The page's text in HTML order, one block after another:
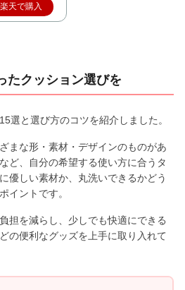
楽天で購入
たクッション選びを
選と選び方のコツを紹介しました。
まな形・素材・デザインのものがあ
ど、自分の希望する使い方に合うタ
優しい素材か、丸洗いできるかどう
イントです。
担を減らし、少しでも快適にできる
の便利なグッズを上手に取り入れて